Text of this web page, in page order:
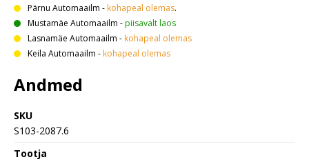
Pärnu Automaailm - kohapeal olemas.
Mustamäe Automaailm -piisavalt laos
Lasnamäe Automaailm - kohapeal olemas
Keila Automaailm - kohapeal olemas
Andmed
SKU
S103-2087.6
Tootja